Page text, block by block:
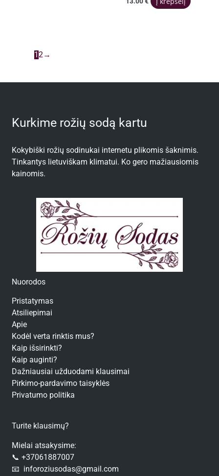
12→
Kurkime rožių sodą kartu
Kokybiški rožių sodinukai internetu plikomis šaknimis.
Tinkantys lietuviškam klimatui. Ko gero mažiausiomis
kainomis.
Nuorodos
Pristatymas
Atsiliepimai
Apie
Kodėl verta rinktis mus?
Kaip išsirinkti?
Kaip auginti?
Dažniausiai užduodami klausimai
Pirkimo-pardavimo taisyklės
Privatumo politika
Turite klausimų?
Mielai atsakysime:
📞 +37061887007
📧 inforoziusodas@gmail.com